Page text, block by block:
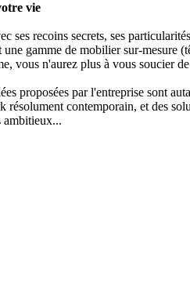
vie
ses recoins secrets, ses
gamme de mobilier sur-mesure
vous n'aurez plus à vous soucier
proposées par l'entreprise sont
résolument contemporain, et des
ambitieux...